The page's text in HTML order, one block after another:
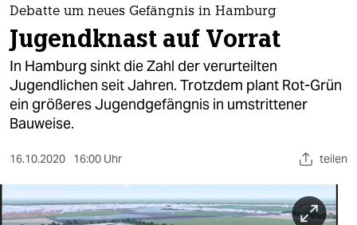
themen
politik
öko
gesellschaft
kultur
sport
Debatte um neues Gefängnis in Hamburg
Jugendknast auf Vorrat
In Hamburg sinkt die Zahl der verurteilten
Jugendlichen seit Jahren. Trotzdem plant Rot-Grün
ein größeres Jugendgefängnis in umstrittener
Bauweise.
16.10.2020 16:00 Uhr teilen